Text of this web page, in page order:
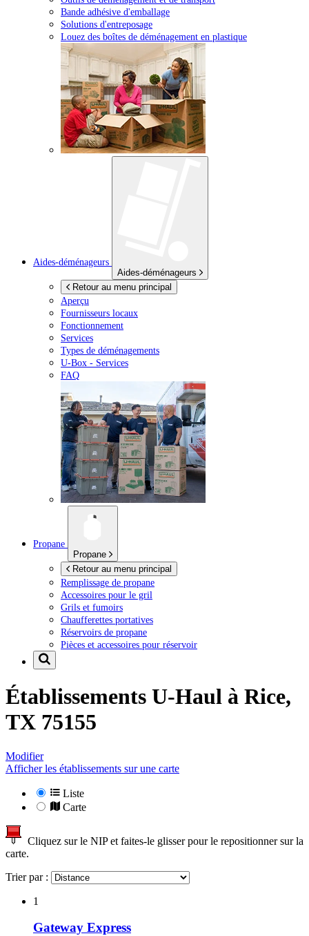
Bande adhésive d'emballage
Solutions d'entreposage
Louez des boîtes de déménagement en plastique
Aides-déménageurs
Aides-déménageurs
Retour au menu principal
Aperçu
Fournisseurs locaux
Fonctionnement
Services
Types de déménagements
U-Box - Services
FAQ
Propane
Propane
Retour au menu principal
Remplissage de propane
Accessoires pour le gril
Grils et fumoirs
Chaufferettes portatives
Réservoirs de propane
Pièces et accessoires pour réservoir
Établissements U-Haul à Rice,
TX 75155
Modifier
Afficher les établissements sur une carte
Liste
Carte
Cliquez sur le NIP et faites-le glisser pour le repositionner sur la
carte.
Trier par :
1
Gateway Express